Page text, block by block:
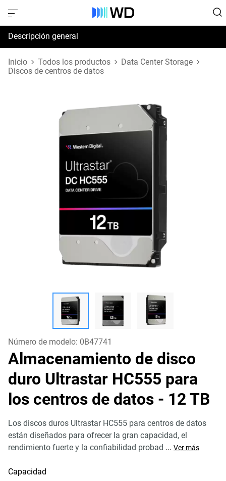
Descripción general
Especificaciones
Inicio Todos los productos
Data Center Storage
Discos de centros de datos
Número de modelo: 0B47741
Almacenamiento de disco
duro Ultrastar HC555 para
los centros de datos - 12 TB
Los discos duros Ultrastar HC555 para centros de datos
están diseñados para ofrecer la gran capacidad, el
rendimiento fuerte y la confiabilidad probad ... Ver más
Capacidad